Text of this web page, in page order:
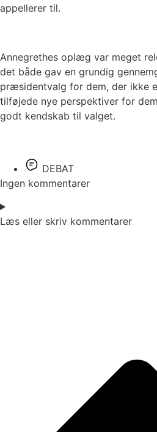
appellerer til.
Annegrethes oplæg var meget
det både gav en grundig
præsidentvalg for dem, der ikke
tilføjede nye perspektiver for
godt kendskab til valget.
DEBAT
Ingen kommentarer
Læs eller skriv kommentarer